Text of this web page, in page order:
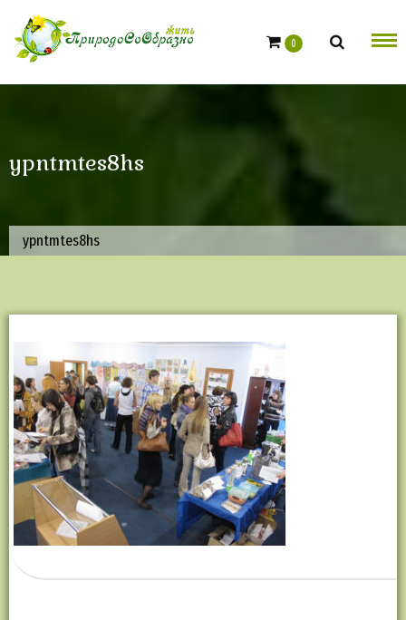
content
0
ypntmtes8hs
ypntmtes8hs